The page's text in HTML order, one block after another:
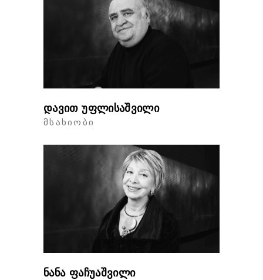
დავით უფლისაშვილი
ᲛᲡᲐᲮᲘᲝᲑᲘ
ნანა ფაჩუაშვილი